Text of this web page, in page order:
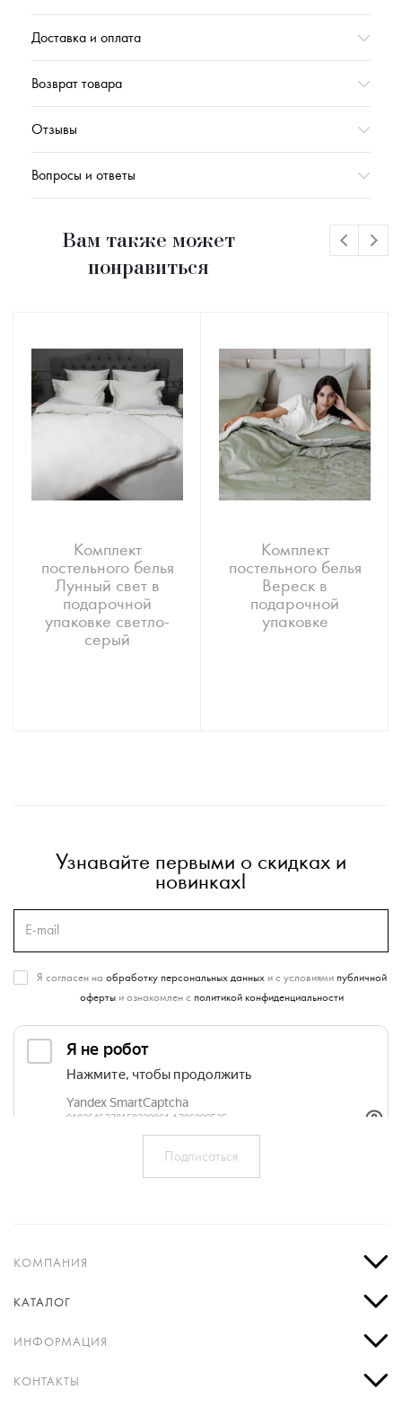
Доставка и оплата
Возврат товара
Отзывы
Вопросы и ответы
Вам также может
понравиться
Комплект
постельного белья
Лунный свет в
подарочной
упаковке светло-
серый
Комплект
постельного белья
Вереск в
подарочной
упаковке
Узнавайте первыми о скидках и
новинках!
Я согласен на обработку персональных данныхи с условиями публичной
офертыи ознакомлен с политикой конфиденциальности
КОМПАНИЯ
КАТАЛОГ
ИНФОРМАЦИЯ
КОНТАКТЫ